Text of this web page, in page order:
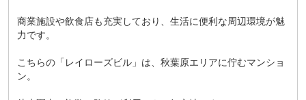
商業施設や飲食店も充実しており、生活に便利な周辺環境が魅
力です。
こちらの「レイローズビル」は、秋葉原エリアに佇むマンショ
ン。